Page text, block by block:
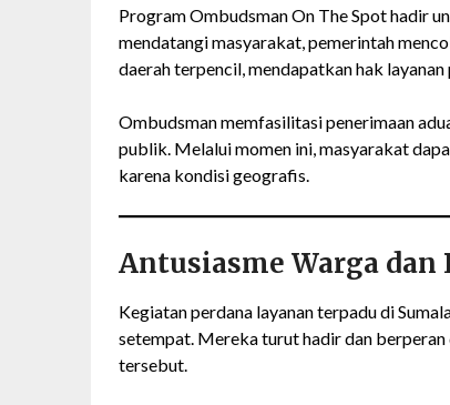
Program Ombudsman On The Spot hadir
mendatangi masyarakat, pemerintah
daerah terpencil, mendapatkan hak
Ombudsman memfasilitasi penerimaan
publik. Melalui momen ini, masyarakat
karena kondisi geografis.
Antusiasme Warga dan
Kegiatan perdana layanan terpadu di
setempat. Mereka turut hadir dan
tersebut.